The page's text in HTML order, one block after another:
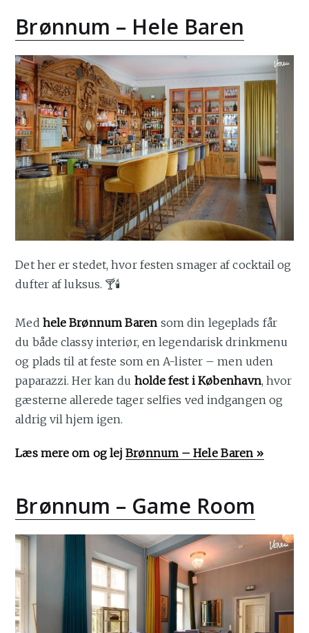
Brønnum – Hele Baren
Det her er stedet, hvor festen smager af cocktail og
dufter af luksus. 🍸🕯️
Med hele Brønnum Baren som din legeplads får
du både classy interiør, en legendarisk drinkmenu
og plads til at feste som en A-lister – men uden
paparazzi. Her kan du holde fest i København, hvor
gæsterne allerede tager selfies ved indgangen og
aldrig vil hjem igen.
Læs mere om og lejBrønnum – Hele Baren »
Brønnum – Game Room